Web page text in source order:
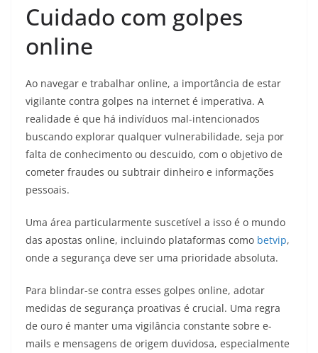
Cuidado com golpes
online
Ao navegar e trabalhar online, a importância de estar
vigilante contra golpes na internet é imperativa. A
realidade é que há indivíduos mal-intencionados
buscando explorar qualquer vulnerabilidade, seja por
falta de conhecimento ou descuido, com o objetivo de
cometer fraudes ou subtrair dinheiro e informações
pessoais.
Uma área particularmente suscetível a isso é o mundo
das apostas online, incluindo plataformas como betvip,
onde a segurança deve ser uma prioridade absoluta.
Para blindar-se contra esses golpes online, adotar
medidas de segurança proativas é crucial. Uma regra
de ouro é manter uma vigilância constante sobre e-
mails e mensagens de origem duvidosa, especialmente